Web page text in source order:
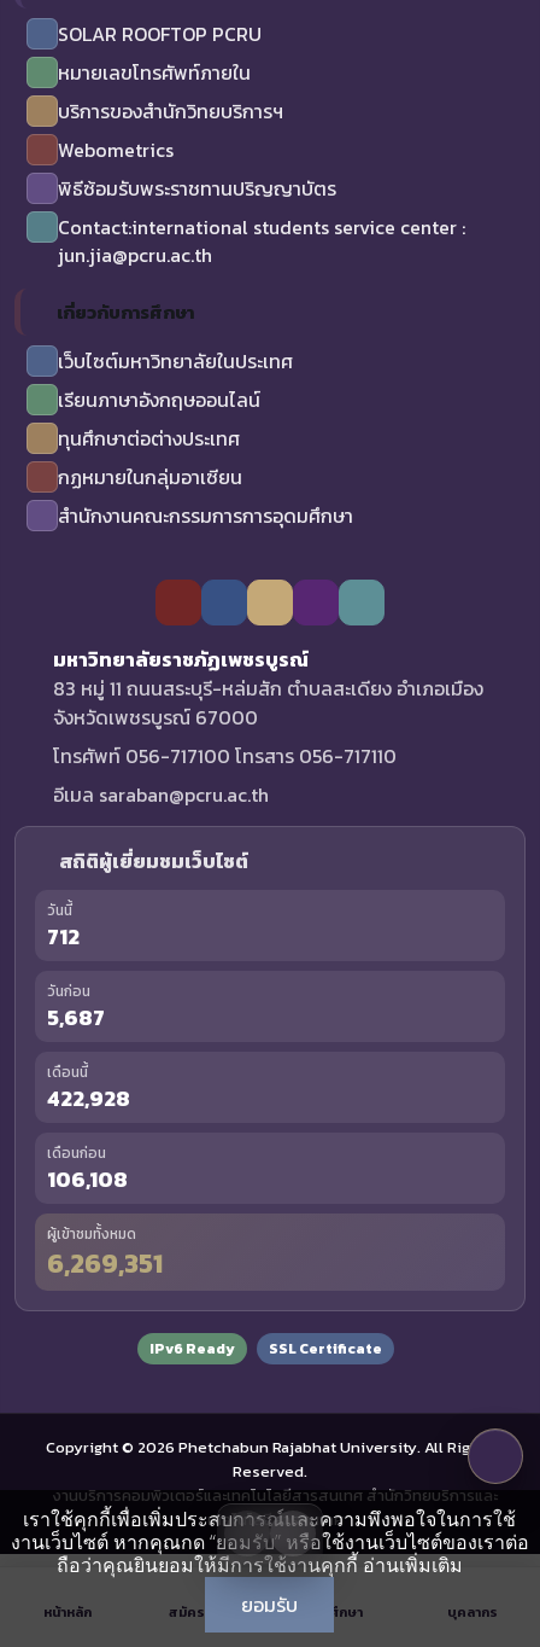
SOLAR ROOFTOP PCRU
หมายเลขโทรศัพท์ภายใน
บริการของสำนักวิทยบริการฯ
Webometrics
พิธีซ้อมรับพระราชทานปริญญาบัตร
Contact:international students service center :
jun.jia@pcru.ac.th
เกี่ยวกับการศึกษา
เว็บไซต์มหาวิทยาลัยในประเทศ
เรียนภาษาอังกฤษออนไลน์
ทุนศึกษาต่อต่างประเทศ
กฏหมายในกลุ่มอาเซียน
สำนักงานคณะกรรมการการอุดมศึกษา
มหาวิทยาลัยราชภัฏเพชรบูรณ์
83 หมู่ 11 ถนนสระบุรี-หล่มสัก ตำบลสะเดียง อำเภอเมือง
จังหวัดเพชรบูรณ์ 67000
โทรศัพท์ 056-717100 โทรสาร 056-717110
อีเมล saraban@pcru.ac.th
สถิติผู้เยี่ยมชมเว็บไซต์
วันนี้
712
วันก่อน
5,687
เดือนนี้
422,928
เดือนก่อน
106,108
ผู้เข้าชมทั้งหมด
6,269,351
IPv6 Ready SSL Certificate
Copyright © 2026 Phetchabun Rajabhat University. All Rights
Reserved.
งานบริการคอมพิวเตอร์และเทคโนโลยีสารสนเทศ สำนักวิทยบริการและ
เทคโนโลยีสารสนเทศ
หน้าหลัก สมัครเรียน นักศึกษา บุคลากร
เราใช้คุกกี้เพื่อเพิ่มประสบการณ์และความพึงพอใจในการใช้
งานเว็บไซต์ หากคุณกด “ยอมรับ” หรือใช้งานเว็บไซต์ของเราต่อ
ถือว่าคุณยินยอมให้มีการใช้งานคุกกี้ อ่านเพิ่มเติม
ยอมรับ